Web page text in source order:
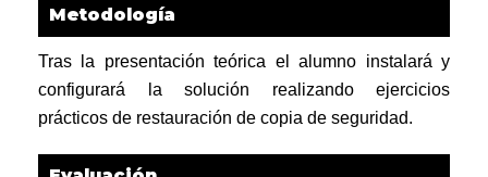
Metodología
Tras la presentación teórica el alumno instalará y
configurará la solución realizando ejercicios
prácticos de restauración de copia de seguridad.